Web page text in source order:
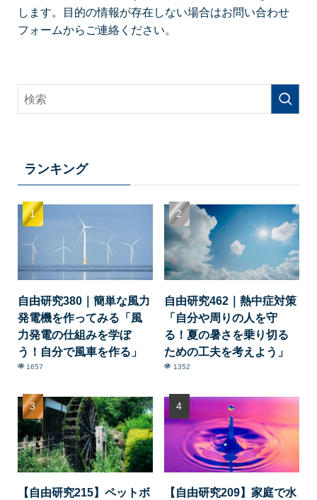
します。目的の情報が存在しない場合はお問い合わせ
フォームからご連絡ください。
ランキング
自由研究380｜簡単な風力
発電機を作ってみる「風
力発電の仕組みを学ぼ
う！自分で風車を作る」
1657
自由研究462｜熱中症対策
「自分や周りの人を守
る！夏の暑さを乗り切る
ための工夫を考えよう」
1352
【自由研究215】ペットボ
【自由研究209】家庭で水